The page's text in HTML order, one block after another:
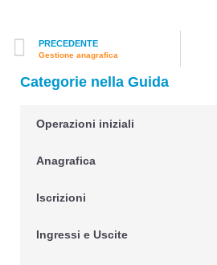
PRECEDENTE
Gestione anagrafica
Categorie nella Guida
Operazioni iniziali
Anagrafica
Iscrizioni
Ingressi e Uscite